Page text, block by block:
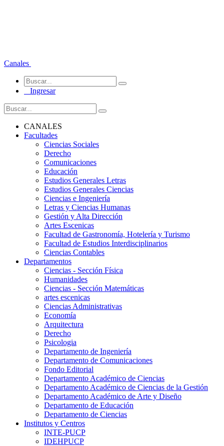
Canales
Ingresar
CANALES
Facultades
Ciencias Sociales
Derecho
Comunicaciones
Educación
Estudios Generales Letras
Estudios Generales Ciencias
Ciencias e Ingeniería
Letras y Ciencias Humanas
Gestión y Alta Dirección
Artes Escenicas
Facultad de Gastronomía, Hotelería y Turismo
Facultad de Estudios Interdisciplinarios
Ciencias Contables
Departamentos
Ciencias - Sección Física
Humanidades
Ciencias - Sección Matemáticas
artes escenicas
Ciencias Administrativas
Economía
Arquitectura
Derecho
Psicologia
Departamento de Ingeniería
Departamento de Comunicaciones
Fondo Editorial
Departamento Académico de Ciencias
Departamento Académico de Ciencias de la Gestión
Departamento Académico de Arte y Diseño
Departamento de Educación
Departamento de Ciencias
Institutos y Centros
INTE-PUCP
IDEHPUCP